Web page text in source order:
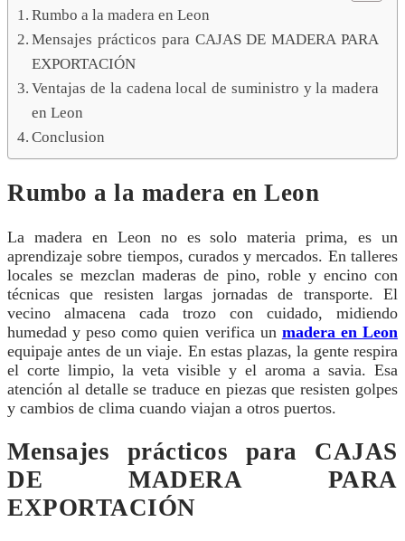
Rumbo a la madera en Leon
Mensajes prácticos para CAJAS DE MADERA PARA
EXPORTACIÓN
Ventajas de la cadena local de suministro y la madera
en Leon
Conclusion
Rumbo a la madera en Leon
La madera en Leon no es solo materia prima, es un
aprendizaje sobre tiempos, curados y mercados. En talleres
locales se mezclan maderas de pino, roble y encino con
técnicas que resisten largas jornadas de transporte. El
vecino almacena cada trozo con cuidado, midiendo
humedad y peso como quien verifica un madera en Leon
equipaje antes de un viaje. En estas plazas, la gente respira
el corte limpio, la veta visible y el aroma a savia. Esa
atención al detalle se traduce en piezas que resisten golpes
y cambios de clima cuando viajan a otros puertos.
Mensajes prácticos para CAJAS
DE MADERA PARA
EXPORTACIÓN